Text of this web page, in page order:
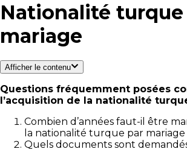
Nationalité
mariage
Afficher le contenu
Questions fréquemment posées
l’acquisition de la nationalité
Combien d’années faut-il être
la nationalité turque par mariage
Quels documents sont